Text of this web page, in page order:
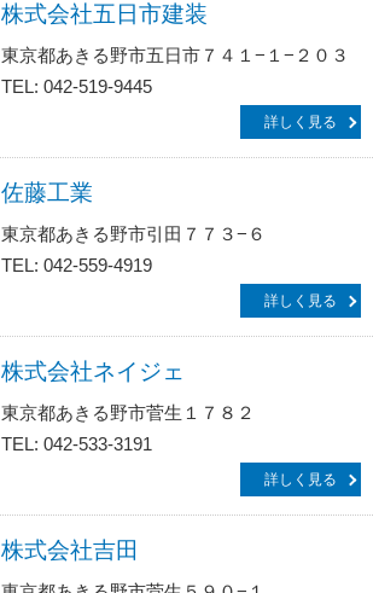
株式会社五日市建装
東京都あきる野市五日市７４１−１−２０３
TEL: 042-519-9445
詳しく見る
佐藤工業
東京都あきる野市引田７７３−６
TEL: 042-559-4919
詳しく見る
株式会社ネイジェ
東京都あきる野市菅生１７８２
TEL: 042-533-3191
詳しく見る
株式会社吉田